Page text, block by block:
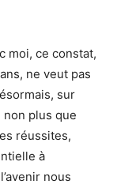
moi, ce constat,
ne veut pas
sur
plus que
réussites,
à
nous